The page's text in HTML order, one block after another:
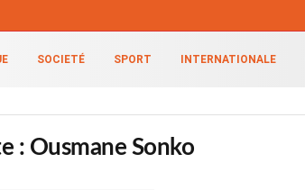
SOCIETÉ SPORT INTERNATIONALE
: Ousmane Sonko